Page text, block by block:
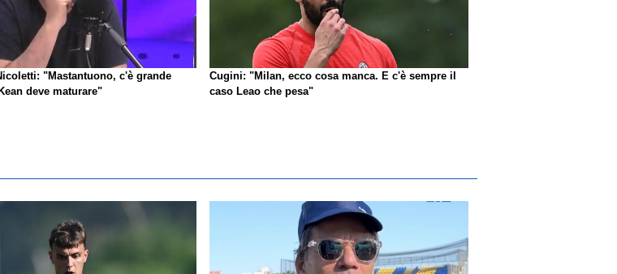
"Mastantuono, c'è grande
deve maturare"
Cugini: "Milan, ecco cosa manca. E c'è sempre il
caso Leao che pesa"